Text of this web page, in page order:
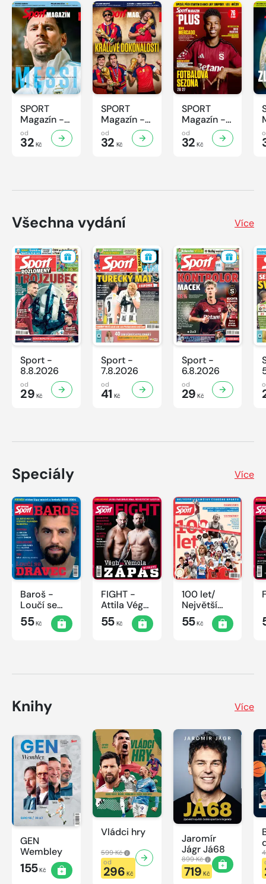
SPORT
Magazín -
32/2026
od
32 Kč
SPORT
Magazín -
31/2026
od
32 Kč
SPORT
Magazín -
30/2026
od
32 Kč
Všechna vydání Více
Sport -
8.8.2026
od
29 Kč
Sport -
7.8.2026
od
41 Kč
Sport -
6.8.2026
od
29 Kč
Speciály Více
Baroš -
Loučí se
dravec
55Kč
FIGHT -
Attila Végh
vs. Karlos
Vémola
55Kč
100 let/
Největší
okamžiky
českého
55Kč
Knihy Více
GEN
Wembley
155Kč
Vládci hry
599 Kč
od
296 Kč
Jaromír
Jágr Já68
899 Kč
719 Kč